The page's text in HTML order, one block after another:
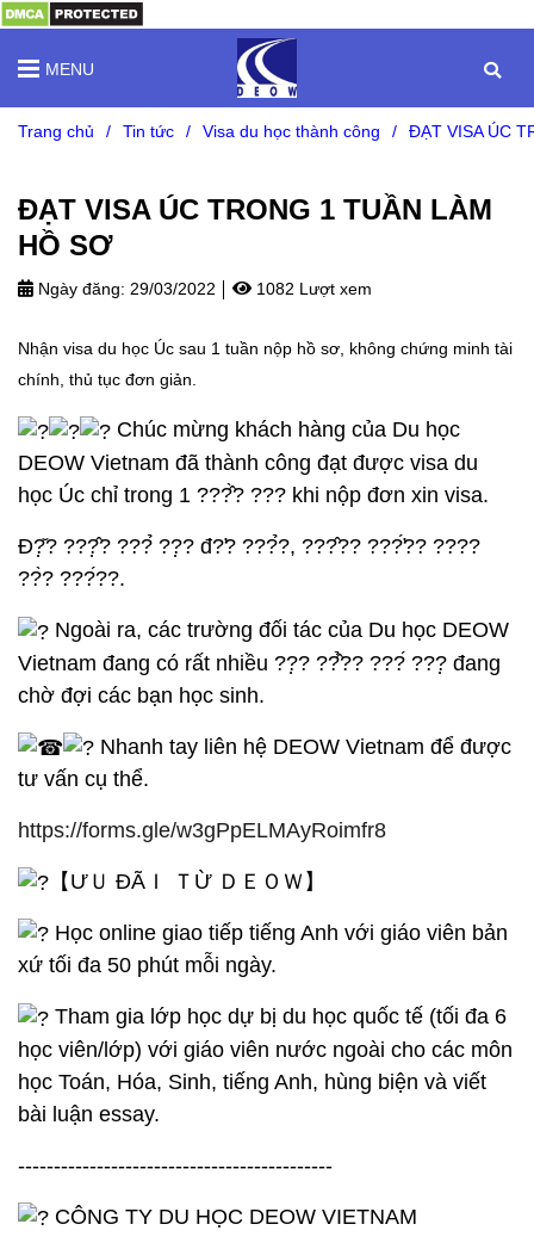
MENU
Trang chủ / Tin tức / Visa du học thành công / ĐẠT VISA ÚC
ĐẠT VISA ÚC TRONG 1 TUẦN LÀM
HỒ SƠ
Ngày đăng: 29/03/2022 1082 Lượt xem
Nhận visa du học Úc sau 1 tuần nộp hồ sơ, không chứng minh tài
chính, thủ tục đơn giản.
Chúc mừng khách hàng của Du học
DEOW Vietnam đã thành công đạt được visa du
học Úc chỉ trong 1 ???̂̀? ??? khi nộp đơn xin visa.
Đ?̣̆? ???̣̂? ???̉ ??̣? đ?̛? ???̉?, ???̂?? ???̛́?? ????
??̀? ???́??.
Ngoài ra, các trường đối tác của Du học DEOW
Vietnam đang có rất nhiều ??̣? ??̂̉?? ???́ ???̣ đang
chờ đợi các bạn học sinh.
Nhanh tay liên hệ DEOW Vietnam để được
tư vấn cụ thể.
https://forms.gle/w3gPpELMAyRoimfr8
【 ƯＵ ĐÃＩ ＴỪ ＤＥＯＷ】
Học online giao tiếp tiếng Anh với giáo viên bản
xứ tối đa 50 phút mỗi ngày.
Tham gia lớp học dự bị du học quốc tế (tối đa 6
học viên/lớp) với giáo viên nước ngoài cho các môn
học Toán, Hóa, Sinh, tiếng Anh, hùng biện và viết
bài luận essay.
--------------------------------------------
CÔNG TY DU HỌC DEOW VIETNAM